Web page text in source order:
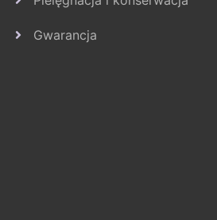
Gwarancja